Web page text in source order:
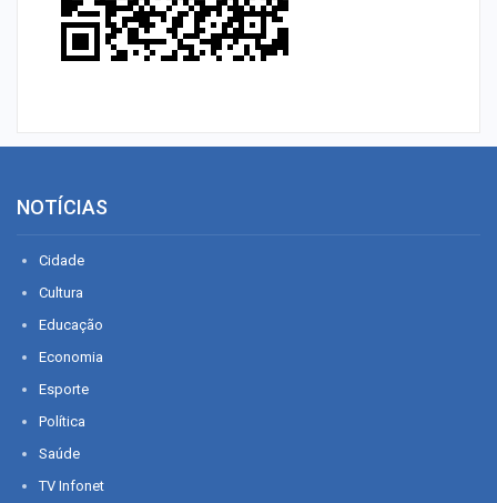
NOTÍCIAS
Cidade
Cultura
Educação
Economia
Esporte
Política
Saúde
TV Infonet